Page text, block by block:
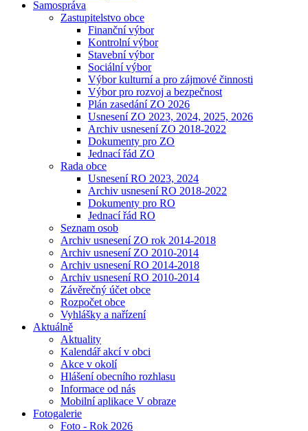
Samospráva
Zastupitelstvo obce
Finanční výbor
Kontrolní výbor
Stavební výbor
Sociální výbor
Výbor kulturní a pro zájmové činnosti
Výbor pro rozvoj a bezpečnost
Plán zasedání ZO 2026
Usnesení ZO 2023, 2024, 2025, 2026
Archiv usnesení ZO 2018-2022
Dokumenty pro ZO
Jednací řád ZO
Rada obce
Usnesení RO 2023, 2024
Archiv usnesení RO 2018-2022
Dokumenty pro RO
Jednací řád RO
Seznam osob
Archiv usnesení ZO rok 2014-2018
Archiv usnesení ZO 2010-2014
Archiv usnesení RO 2014-2018
Archiv usnesení RO 2010-2014
Závěrečný účet obce
Rozpočet obce
Vyhlášky a nařízení
Aktuálně
Aktuality
Kalendář akcí v obci
Akce v okolí
Hlášení obecního rozhlasu
Informace od nás
Mobilní aplikace V obraze
Fotogalerie
Foto - Rok 2026